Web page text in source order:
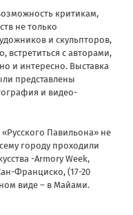
критикам,
не только
и скульпторов,
встретиться с авторами,
и интересно. Выставка
представлены
и видео-
Павильона» не
городу проходили
-Armory Week,
Франциско, (17-20
виде – в Майами.